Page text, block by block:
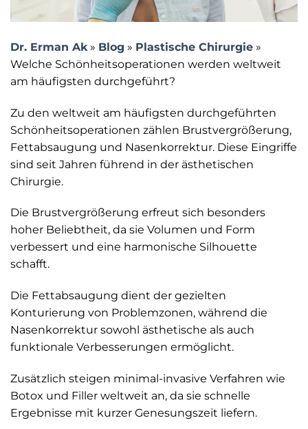
Dr. Erman Ak » Blog » Plastische Chirurgie »
Welche Schönheitsoperationen werden weltweit
am häufigsten durchgeführt?
Zu den weltweit am häufigsten durchgeführten
Schönheitsoperationen zählen Brustvergrößerung,
Fettabsaugung und Nasenkorrektur. Diese Eingriffe
sind seit Jahren führend in der ästhetischen
Chirurgie.
Die Brustvergrößerung erfreut sich besonders
hoher Beliebtheit, da sie Volumen und Form
verbessert und eine harmonische Silhouette
schafft.
Die Fettabsaugung dient der gezielten
Konturierung von Problemzonen, während die
Nasenkorrektur sowohl ästhetische als auch
funktionale Verbesserungen ermöglicht.
Zusätzlich steigen minimal-invasive Verfahren wie
Botox und Filler weltweit an, da sie schnelle
Ergebnisse mit kurzer Genesungszeit liefern.